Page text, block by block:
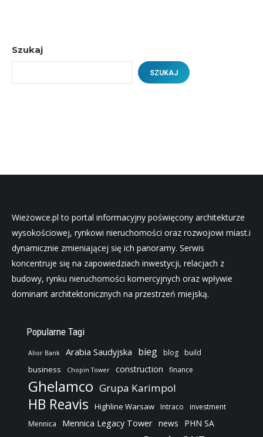
Szukaj
SZUKAJ
Wieżowce.pl to portal informacyjny poświęcony architekturze
wysokościowej, rynkowi nieruchomości oraz rozwojowi miast.i
dynamicznie zmieniającej się ich panoramy. Serwis
koncentruje się na zapowiedziach inwestycji, relacjach z
budowy, rynku nieruchomości komercyjnych oraz wpływie
dominant architektonicznych na przestrzeń miejską.
Popularne Tagi
Alior Bank Arabia Saudyjska bieg blog build
business Chopin Tower construction finance
Ghelamco Grupa Karimpol
HB Reavis Highline Warsaw Intraco
investment
Mennica
Mennica Legacy Tower news PHN SA